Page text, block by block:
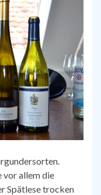
vor allem die
Spätlese trocken